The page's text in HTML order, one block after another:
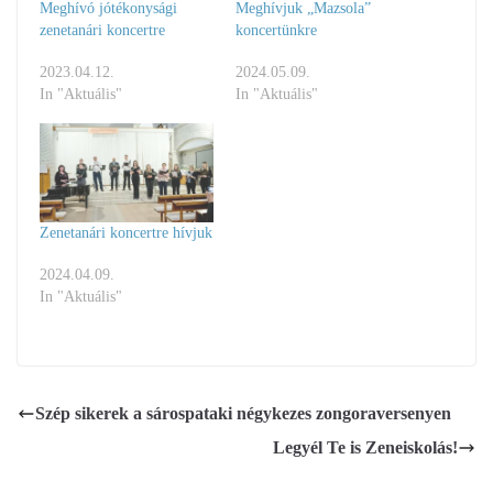
Meghívó jótékonysági
zenetanári koncertre
2023.04.12.
In "Aktuális"
Meghívjuk „Mazsola”
koncertünkre
2024.05.09.
In "Aktuális"
Zenetanári koncertre hívjuk
2024.04.09.
In "Aktuális"
Szép sikerek a sárospataki négykezes zongoraversenyen
Legyél Te is Zeneiskolás!